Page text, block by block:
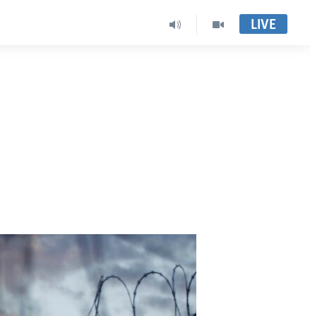
LIVE